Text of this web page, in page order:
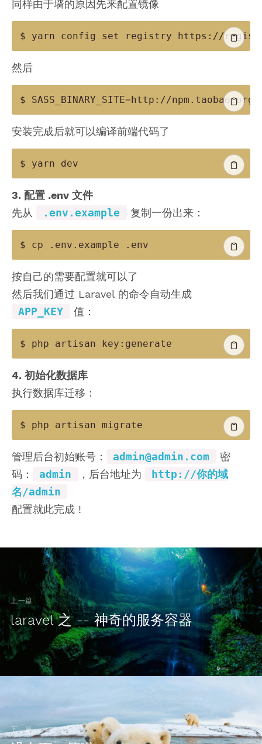
同样由于墙的原因先来配置镜像
$ yarn config set registry https :
然后
$ SASS_BINARY_SITE=http : //
安装完成后就可以编译前端代码了
$ yarn dev
3. 配置 .env 文件
先从
.env.example 复制一份出来：
$ cp . env . example . env
按自己的需要配置就可以了
然后我们通过 Laravel 的命令自动生成
APP_KEY
值：
$ php artisan key : generate
4. 初始化数据库
执行数据库迁移：
$ php artisan migrate
管理后台初始账号： admin@admin.com
密
码：
admin ，后台地址为
http://你的域
名/admin
配置就此完成 !
上一篇
laravel 之 -- 神奇的服务容器
下一篇